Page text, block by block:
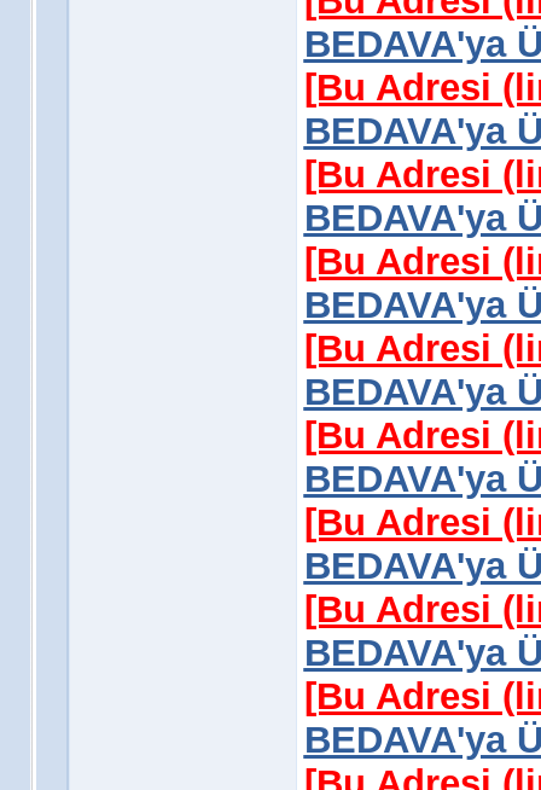
BEDAVA'ya
[Bu Adresi
BEDAVA'ya
[Bu Adresi
BEDAVA'ya
[Bu Adresi
BEDAVA'ya
[Bu Adresi
BEDAVA'ya
[Bu Adresi
BEDAVA'ya
[Bu Adresi
BEDAVA'ya
[Bu Adresi
BEDAVA'ya
[Bu Adresi
BEDAVA'ya